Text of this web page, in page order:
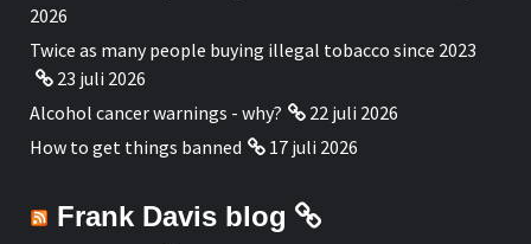
2026
Twice as many people buying illegal tobacco since 2023
23 juli 2026
Alcohol cancer warnings - why?
22 juli 2026
How to get things banned
17 juli 2026
Frank Davis blog